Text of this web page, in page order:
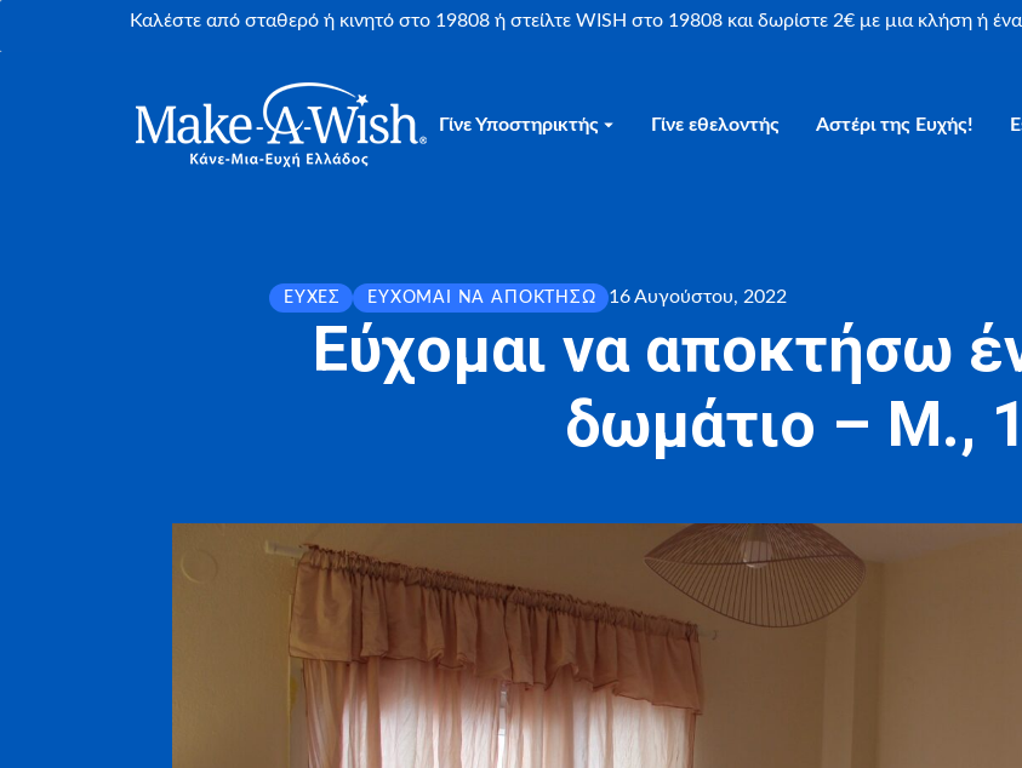
Καλέστε από σταθερό ή κινητό στο 19808 ή στείλτε WISH στο 19808 και δωρίστε 2€ με μια κλήση ή
Γίνε Υποστηρικτής Γίνε εθελοντής Αστέρι της Ευχής!
ΕΥΧΈΣ ΕΎΧΟΜΑΙ ΝΑ ΑΠΟΚΤΉΣΩ 16 Αυγούστου, 2022
Εύχομαι να αποκτήσω
δωμάτιο – Μ.,